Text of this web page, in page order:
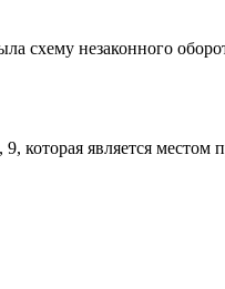
схему незаконного
которая является